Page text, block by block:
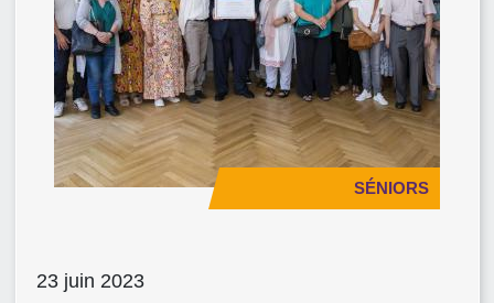
SÉNIORS
23 juin 2023